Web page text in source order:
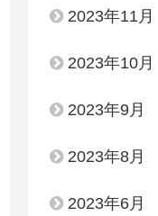
2023年11月
2023年10月
2023年9月
2023年8月
2023年6月